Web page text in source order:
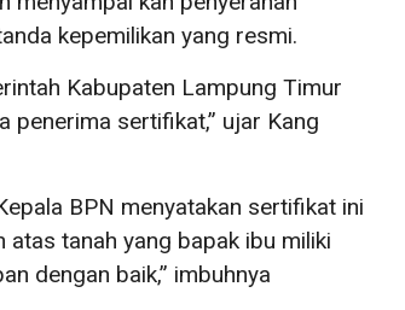
kepemilikan yang resmi.
Kabupaten Lampung Timur
penerima sertifikat,” ujar Kang
BPN menyatakan sertifikat ini
tanah yang bapak ibu miliki
dengan baik,” imbuhnya